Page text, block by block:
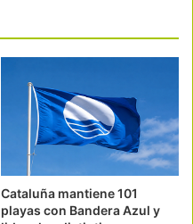
Cataluña mantiene 101
playas con Bandera Azul y